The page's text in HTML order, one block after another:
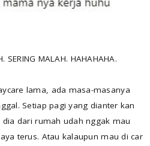
SERING MALAH. HAHAHAHA.
lama, ada masa-masanya
Setiap pagi yang dianter kan
dari rumah udah nggak mau
terus. Atau kalaupun mau di car